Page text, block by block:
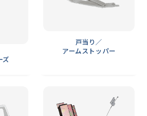
ズ
戸当り／
アームストッパー